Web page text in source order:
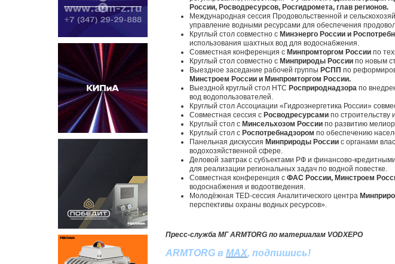
России, Росводресурсов, Росгидромета, глав регионов.
Международная сессия Продовольственной и
управление водными ресурсами для обеспечения
Круглый стол совместно с Минэнерго России и
использования шахтных вод для водоснабжения.
Совместная конференция с Минпромторгом России по
Круглый стол совместно с Минприроды России по новым
Выездное заседание рабочей группы РСПП по
Минстроем России и Минпромторгом России.
Выездной круглый стол НТС Росприроднадзора по
вод водопользователей.
Круглый стол Ассоциации «Гидроэнергетика России»
Совместная сессия с Росводресурсами по строительству
Круглый стол с Минсельхозом России по развитию
Круглый стол с Роспотребнадзором по обеспечению
Панельная дискуссия Минприроды России с органами
водохозяйственной сфере.
Деловой завтрак с субъектами РФ и финансово-
для реализации региональных задач по водной повестке.
Совместная конференция с ФАС России, Минстроем
водоснабжения и водоотведения.
Молодёжная TED-сессия Аналитического центра
перспективы охраны водных ресурсов».
Пресс-служба МГ ARMTORG по материалам VODXEPO
ARMTORG в MAX, подпишись!